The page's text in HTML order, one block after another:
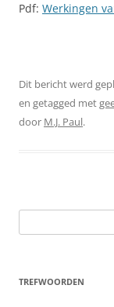
Pdf: Werkingen
Dit bericht werd
en getagged met
door M.J. Paul.
naar:
TREFWOORDEN